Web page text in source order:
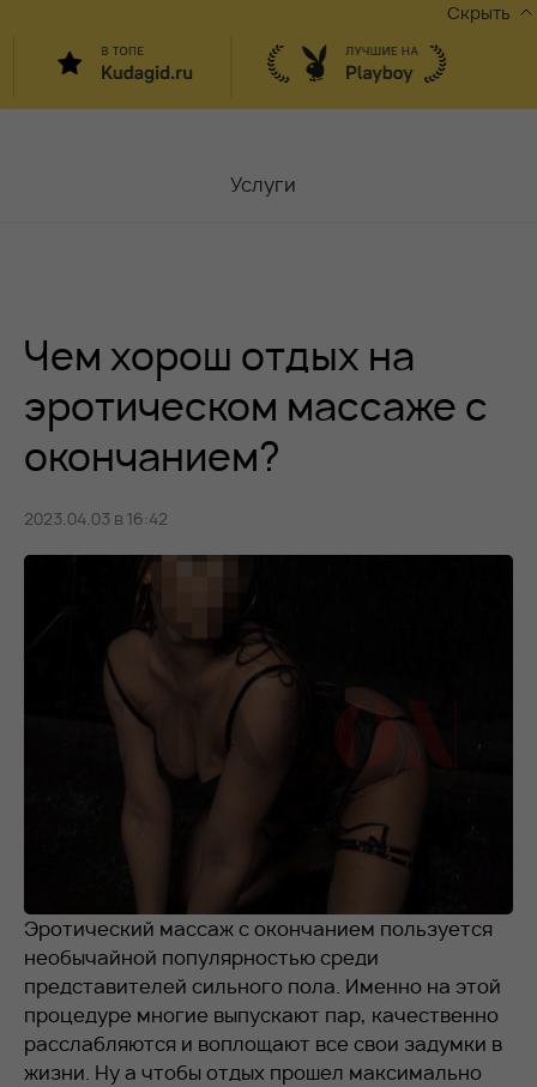
Скрыть
Услуги
Вакансии
Москва,
+7 912 076-93-01
Чем хорош отдых на
эротическом массаже с
окончанием?
2023.04.03 в 16:42
Эротический массаж с окончанием пользуется
необычайной популярностью среди
представителей сильного пола. Именно на этой
процедуре многие выпускают пар, качественно
расслабляются и воплощают все свои задумки в
жизни. Ну а чтобы отдых прошел максимально